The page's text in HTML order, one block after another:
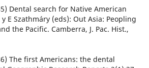
Dental search for Native American
E Szathmáry (eds): Out Asia: Peopling
the Pacific. Camberra, J. Pac. Hist.,
The first Americans: the dental